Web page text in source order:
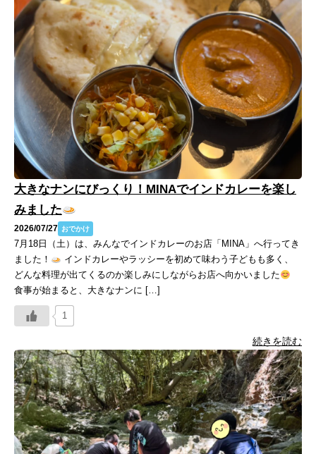
大きなナンにびっくり！MINAでインドカレーを楽し
みました
2026/07/27 おでかけ
7月18日（土）は、みんなでインドカレーのお店「MINA」へ行ってき
ました！
インドカレーやラッシーを初めて味わう子どもも多く、
どんな料理が出てくるのか楽しみにしながらお店へ向かいました
食事が始まると、大きなナンに […]
1
続きを読む